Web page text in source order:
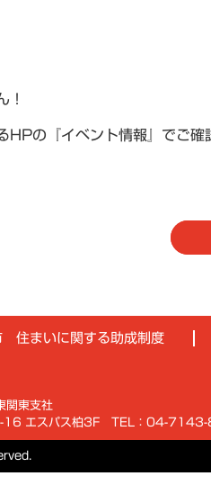
！
HPの『イベント情報』でご確
住まいに関する助成制度
関東支社
16 エスパス柏3F TEL：04-7143-